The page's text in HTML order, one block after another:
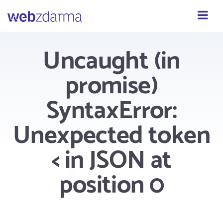
Webzdarma
Uncaught (in
promise)
SyntaxError:
Unexpected token
< in JSON at
position 0